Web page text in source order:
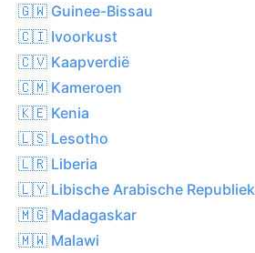
🇬🇼 Guinee-Bissau
🇨🇮 Ivoorkust
🇨🇻 Kaapverdië
🇨🇲 Kameroen
🇰🇪 Kenia
🇱🇸 Lesotho
🇱🇷 Liberia
🇱🇾 Libische Arabische Republiek
🇲🇬 Madagaskar
🇲🇼 Malawi